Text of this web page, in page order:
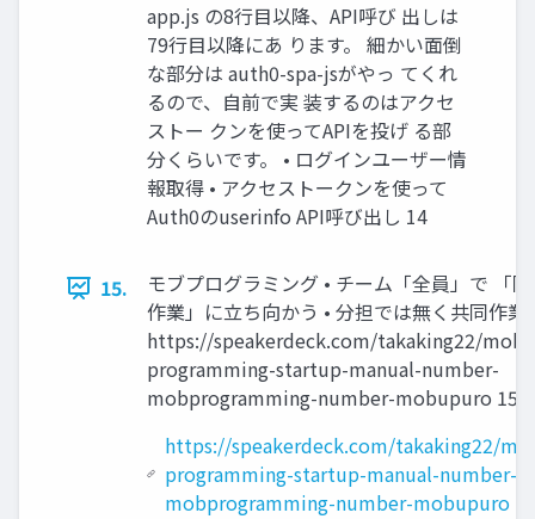
app.js の8行目以降、API呼び 出しは
79行目以降にあ ります。 細かい面倒
な部分は auth0-spa-jsがやっ てくれ
るので、自前で実 装するのはアクセ
ストー クンを使ってAPIを投げ る部
分くらいです。 • ログインユーザー情
報取得 • アクセストークンを使って
Auth0のuserinfo API呼び出し 14
15.
モブプログラミング • チーム「全員」で 「
作業」に立ち向かう • 分担では無く共同作業
https://speakerdeck.com/takaking22/mob-
programming-startup-manual-number-
mobprogramming-number-mobupuro 15
https://speakerdeck.com/takaking22/
programming-startup-manual-number-
mobprogramming-number-mobupuro